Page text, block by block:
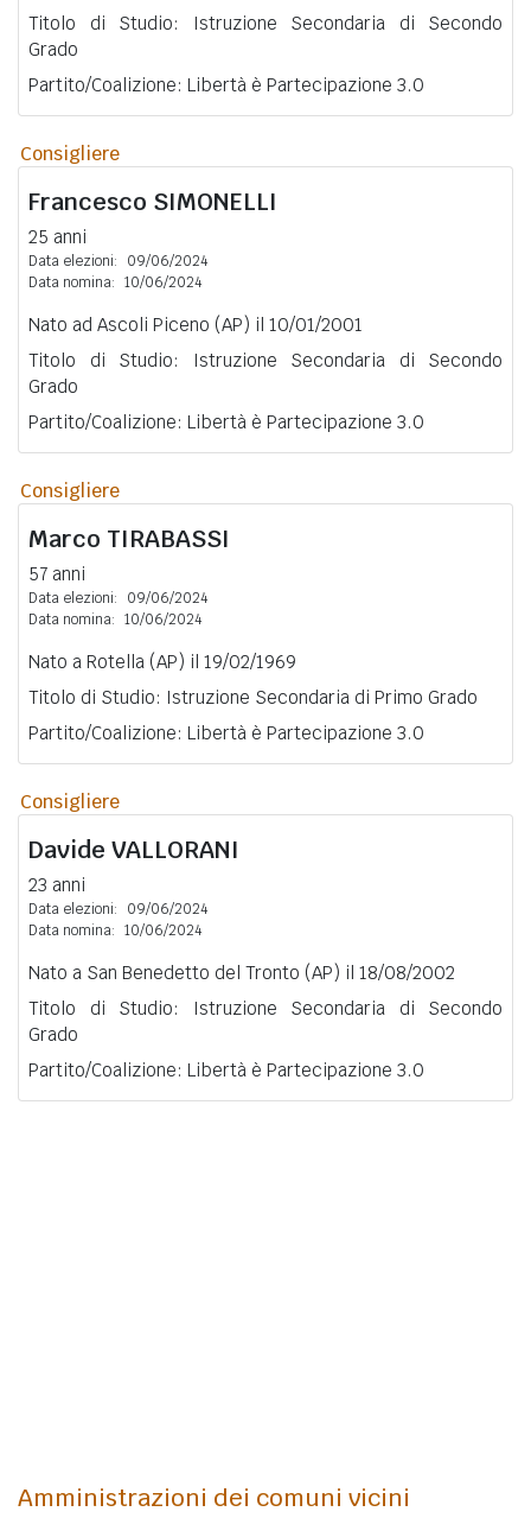
Titolo di Studio: Istruzione Secondaria di Secondo
Grado
Partito/Coalizione: Libertà è Partecipazione 3.0
Consigliere
Francesco SIMONELLI
25 anni
Data elezioni:
09/06/2024
Data nomina: 10/06/2024
Nato ad Ascoli Piceno (AP) il 10/01/2001
Titolo di Studio: Istruzione Secondaria di Secondo
Grado
Partito/Coalizione: Libertà è Partecipazione 3.0
Consigliere
Marco TIRABASSI
57 anni
Data elezioni:
09/06/2024
Data nomina: 10/06/2024
Nato a Rotella (AP) il 19/02/1969
Titolo di Studio: Istruzione Secondaria di Primo Grado
Partito/Coalizione: Libertà è Partecipazione 3.0
Consigliere
Davide VALLORANI
23 anni
Data elezioni:
09/06/2024
Data nomina: 10/06/2024
Nato a San Benedetto del Tronto (AP) il 18/08/2002
Titolo di Studio: Istruzione Secondaria di Secondo
Grado
Partito/Coalizione: Libertà è Partecipazione 3.0
Amministrazioni dei comuni vicini